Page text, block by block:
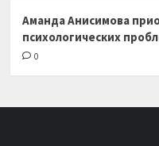
Аманда Анисимова
психологических
0